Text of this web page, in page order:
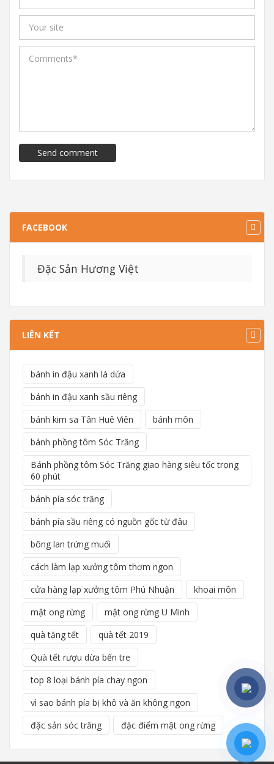
FACEBOOK
Đặc Sản Hương Việt
LIÊN KẾT
bánh in đậu xanh lá dứa
bánh in đậu xanh sầu riêng
bánh kim sa Tân Huê Viên
bánh môn
bánh phồng tôm Sóc Trăng
Bánh phồng tôm Sóc Trăng giao hàng siêu tốc trong
60 phút
bánh pía sóc trăng
bánh pía sầu riêng có nguồn gốc từ đâu
bông lan trứng muối
cách làm lạp xưởng tôm thơm ngon
cửa hàng lạp xưởng tôm Phú Nhuận
khoai môn
mật ong rừng
mật ong rừng U Minh
quà tặng tết
quà tết 2019
Quà tết rượu dừa bến tre
top 8 loại bánh pía chay ngon
vì sao bánh pía bị khô và ăn không ngon
đặc sản sóc trăng
đặc điểm mật ong rừng